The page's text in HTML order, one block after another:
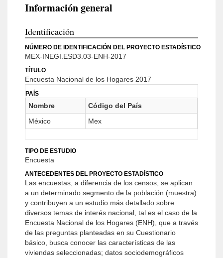
Información general
Identificación
NÚMERO DE IDENTIFICACIÓN DEL PROYECTO ESTADÍSTICO
MEX-INEGI.ESD3.03-ENH-2017
TÍTULO
Encuesta Nacional de los Hogares 2017
PAÍS
Nombre
Código del País
México
Mex
TIPO DE ESTUDIO
Encuesta
ANTECEDENTES DEL PROYECTO ESTADÍSTICO
Las encuestas, a diferencia de los censos, se aplican
a un determinado segmento de la población (muestra)
y contribuyen a un estudio más detallado sobre
diversos temas de interés nacional, tal es el caso de la
Encuesta Nacional de los Hogares (ENH), que a través
de las preguntas planteadas en su Cuestionario
básico, busca conocer las características de las
viviendas seleccionadas; datos sociodemográficos